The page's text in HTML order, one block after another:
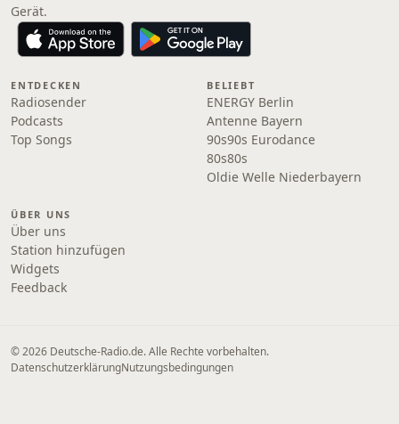
Gerät.
ENTDECKEN
Radiosender
Podcasts
Top Songs
BELIEBT
ENERGY Berlin
Antenne Bayern
90s90s Eurodance
80s80s
Oldie Welle Niederbayern
ÜBER UNS
Über uns
Station hinzufügen
Widgets
Feedback
© 2026 Deutsche-Radio.de. Alle Rechte vorbehalten.
DatenschutzerklärungNutzungsbedingungen